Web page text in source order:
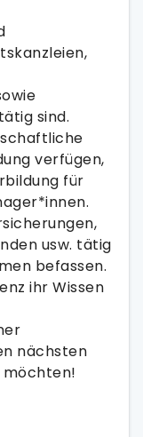
sind.
verfügen,
für
usw. tätig
befassen.
ihr Wissen
nächsten